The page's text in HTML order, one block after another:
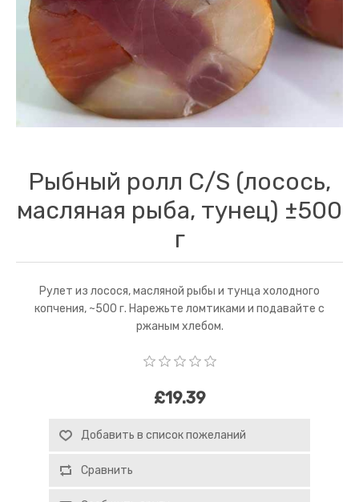
Рыбный ролл C/S (лосось,
масляная рыба, тунец) ±500
г
Рулет из лосося, масляной рыбы и тунца холодного
копчения, ~500 г. Нарежьте ломтиками и подавайте с
ржаным хлебом.
£19.39
Добавить в список пожеланий
Сравнить